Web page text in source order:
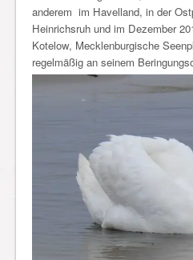
anderem im Havelland, in der
Heinrichsruh und im Dezember
Kotelow, Mecklenburgische
regelmäßig an seinem